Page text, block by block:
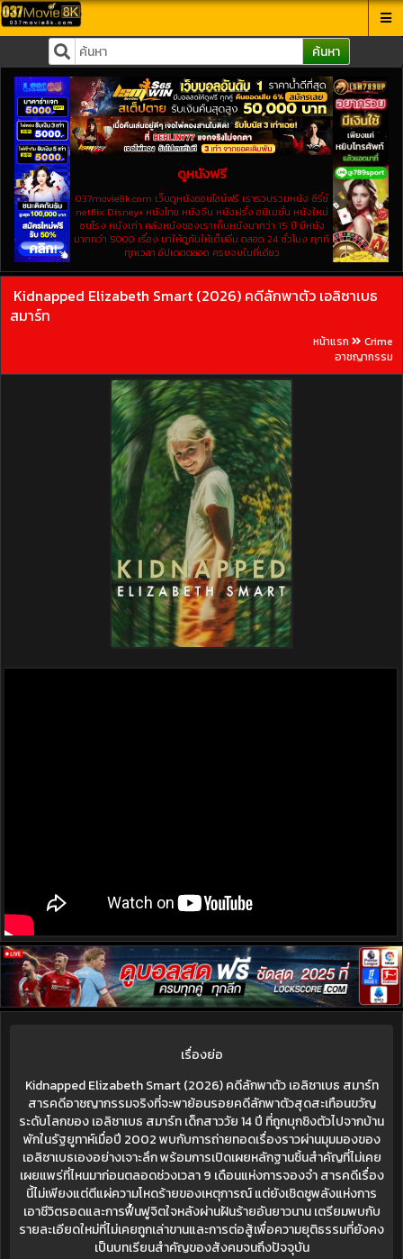
ค้นหา
ดูหนังฟรี
037movie8k.com เว็บดูหนังออนไลน์ฟรี เรารวบรวมหนัง ซีรี่ย์
netflix Disney+ หนังไทย หนังจีน หนังฝรั่ง อนิเมชั่น หนังใหม่
ชนโรง หนังเก่า คลังหนังของเราเก็บหนังมากว่า 15 ปี มีหนัง
มากกว่า 5000 เรื่อง มาให้ดูกันให้เต็มอิ่ม ตลอด 24 ชั่วโมง ทุกที
ทุกเวลา อัปเดตตลอด ครบจบในที่เดียว
Kidnapped Elizabeth Smart (2026) คดีลักพาตัว เอลิซาเบธ
สมาร์ท
หน้าแรก
Crime
อาชญากรรม
เรื่องย่อ
Kidnapped Elizabeth Smart (2026) คดีลักพาตัว เอลิซาเบธ สมาร์ท
สารคดีอาชญากรรมจริงที่จะพาย้อนรอยคดีลักพาตัวสุดสะเทือนขวัญ
ระดับโลกของ เอลิซาเบธ สมาร์ท เด็กสาววัย 14 ปี ที่ถูกบุกชิงตัวไปจากบ้าน
พักในรัฐยูทาห์เมื่อปี 2002 พบกับการถ่ายทอดเรื่องราวผ่านมุมมองของ
เอลิซาเบธเองอย่างเจาะลึก พร้อมการเปิดเผยหลักฐานชิ้นสำคัญที่ไม่เคย
เผยแพร่ที่ไหนมาก่อนตลอดช่วงเวลา 9 เดือนแห่งการจองจำ สารคดีเรื่อง
นี้ไม่เพียงแต่ตีแผ่ความโหดร้ายของเหตุการณ์ แต่ยังเชิดชูพลังแห่งการ
เอาชีวิตรอดและการฟื้นฟูจิตใจหลังผ่านฝันร้ายอันยาวนาน เตรียมพบกับ
รายละเอียดใหม่ที่ไม่เคยถูกเล่าขานและการต่อสู้เพื่อความยุติธรรมที่ยังคง
เป็นบทเรียนสำคัญของสังคมจนถึงปัจจุบัน